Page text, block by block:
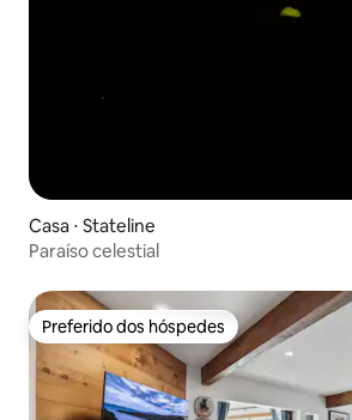
Casa ⋅ Stateline
Paraíso celestial
Preferido dos hóspedes
Preferido dos hóspedes